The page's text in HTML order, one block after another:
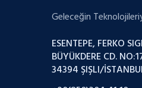
Geleceğin
ESENTEPE, FERKO
BÜYÜKDERE CD.
34394 ŞIŞLI/